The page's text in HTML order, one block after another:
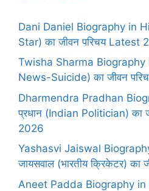
Dani Daniel Biography in
Star) का जीवन परिचय Latest
Twisha Sharma Biography
News-Suicide) का जीवन
Dharmendra Pradhan
प्रधान (Indian Politician) का
2026
Yashasvi Jaiswal
जायसवाल (भारतीय क्रिकेटर)
Aneet Padda Biography in